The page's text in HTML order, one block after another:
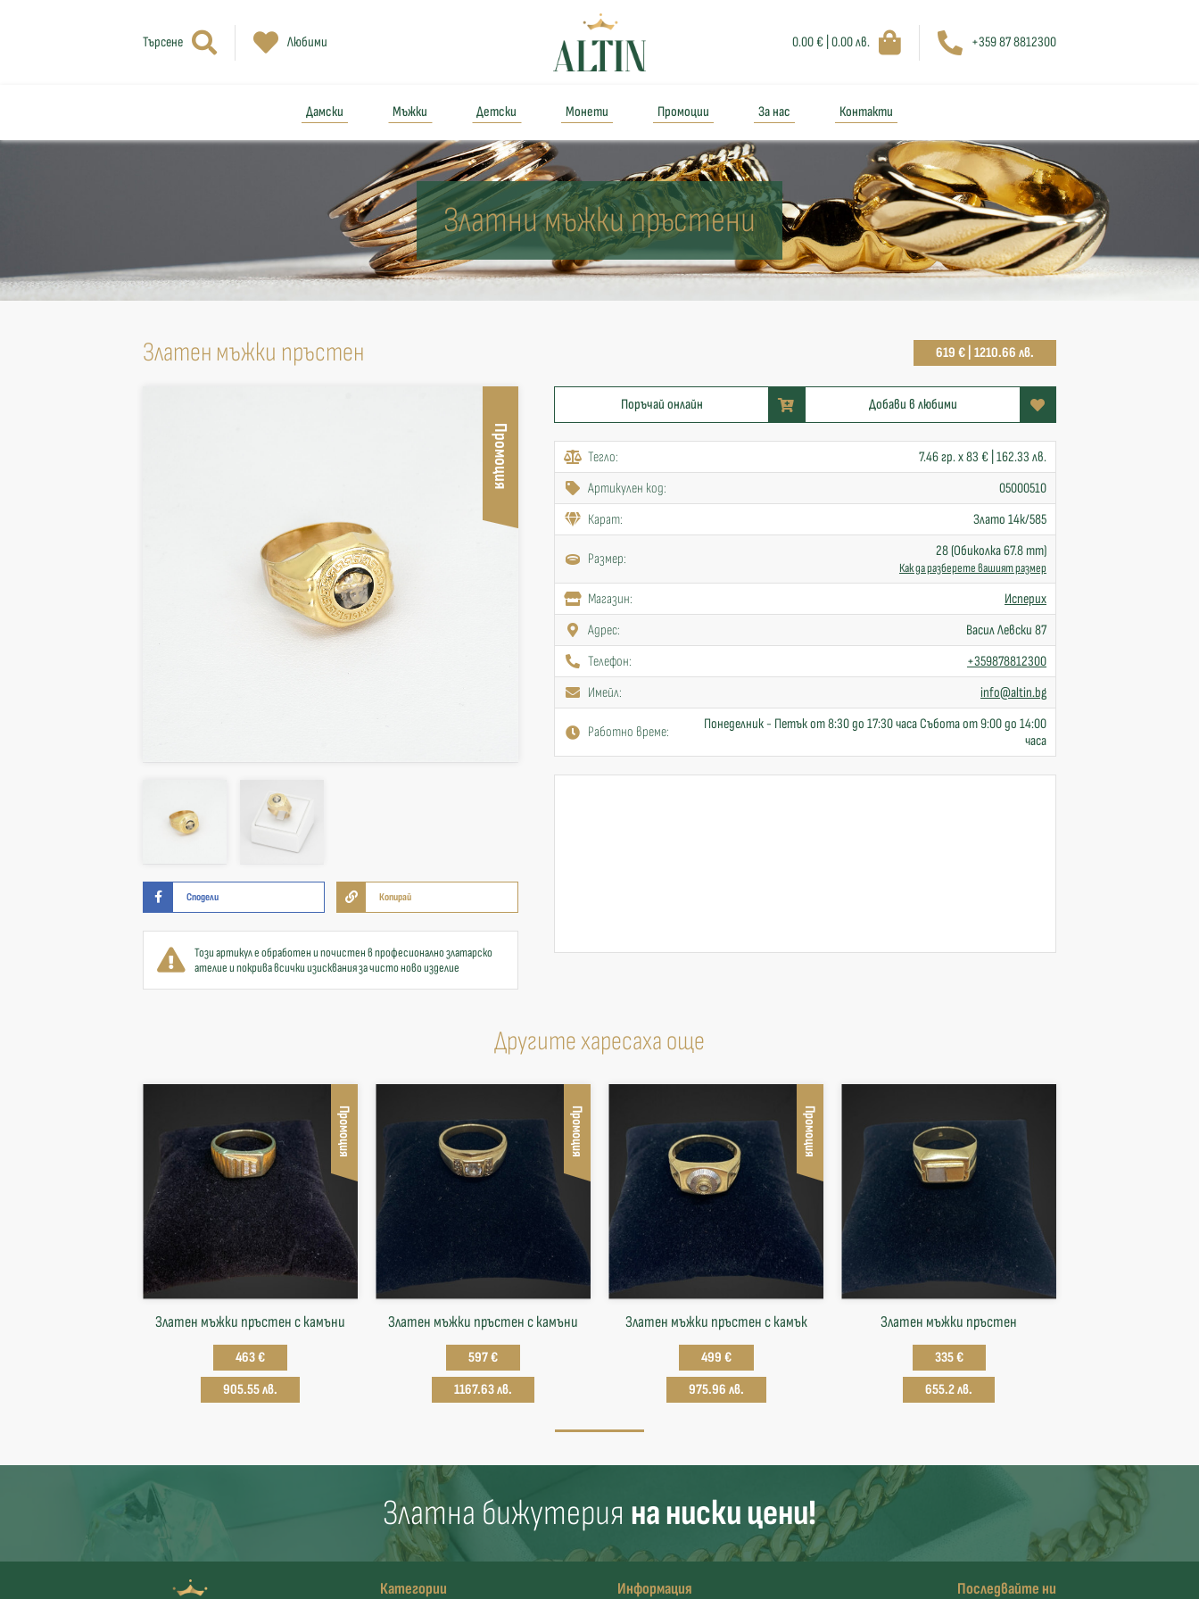
Търсене Любими 0.00 € | 0.00 лв. +359 87 8812300
Дамски Мъжки Детски Монети Промоции За нас Контакти
Златни мъжки пръстени
Златен мъжки пръстен 619 € | 1210.66 лв.
Промоция
Сподели Копирай
Този артикул е обработен и почистен в професионално златарско
ателие и покрива всички изисквания за чисто ново изделие
Поръчай онлайн Добави в любими
Тегло:
7.46 гр. x 83 € | 162.33 лв.
Артикулен код:
05000510
Карат:
Злато 14к/585
Размер: 28 (Обиколка 67.8 mm)
Как да разберете вашият размер
Mагазин:
Исперих
Адрес:
Васил Левски 87
Телефон:
+359878812300
Имейл:
info@altin.bg
Работно време:
Понеделник - Петък от 8:30 до 17:30 часа Събота от 9:00 до 14:00
часа
Другите харесаха още
Промоция
Златен мъжки пръстен с камъни
463 €
905.55 лв.
Промоция
Златен мъжки пръстен с камъни
597 €
1167.63 лв.
Промоция
Златен мъжки пръстен с камък
499 €
975.96 лв.
Златен мъжки пръстен
335 €
655.2 лв.
Златна бижутерия на ниски цени!
Категории Информация Последвайте ни